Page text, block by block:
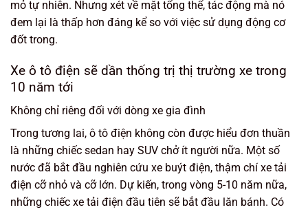
mỏ tự nhiên. Nhưng xét về mặt tổng thể, tác động mà nó
đem lại là thấp hơn đáng kể so với việc sử dụng động cơ
đốt trong.
Xe ô tô điện sẽ dần thống trị thị trường xe trong
10 năm tới
Không chỉ riêng đối với dòng xe gia đình
Trong tương lai, ô tô điện không còn được hiểu đơn thuần
là những chiếc sedan hay SUV chở ít người nữa. Một số
nước đã bắt đầu nghiên cứu xe buýt điện, thậm chí xe tải
điện cỡ nhỏ và cỡ lớn. Dự kiến, trong vòng 5-10 năm nữa,
những chiếc xe tải điện đầu tiên sẽ bắt đầu lăn bánh. Có